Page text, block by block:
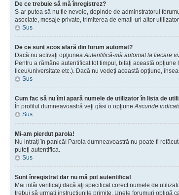
De ce trebuie să mă înregistrez?
S-ar putea să nu fie nevoie, depinde de adminstratorul
asociate, mesaje private, trimiterea de email-uri altor
Sus
De ce sunt scos afară din forum automat?
Dacă nu activaţi opţiuneaAutentifică-mă automat la fiecare
Pentru a rămâne autentificat tot timpul, bifaţi această
liceu/universitate etc.). Dacă nu vedeţi această opţiune,
Sus
Cum fac să nu îmi apară numele de utilizator în lista de
În profilul dumneavoastră veţi găsi o opţiuneAscunde
Sus
Mi-am pierdut parola!
Nu intraţi în panică! Parola dumneavoastră nu poate fi
puteţi autentifica.
Sus
Sunt înregistrat dar nu mă pot autentifica!
Mai intâi verificaţi dacă aţi specificat corect numele de
trebui să urmaţi instrucţiunile primite. Unele forumuri obligă